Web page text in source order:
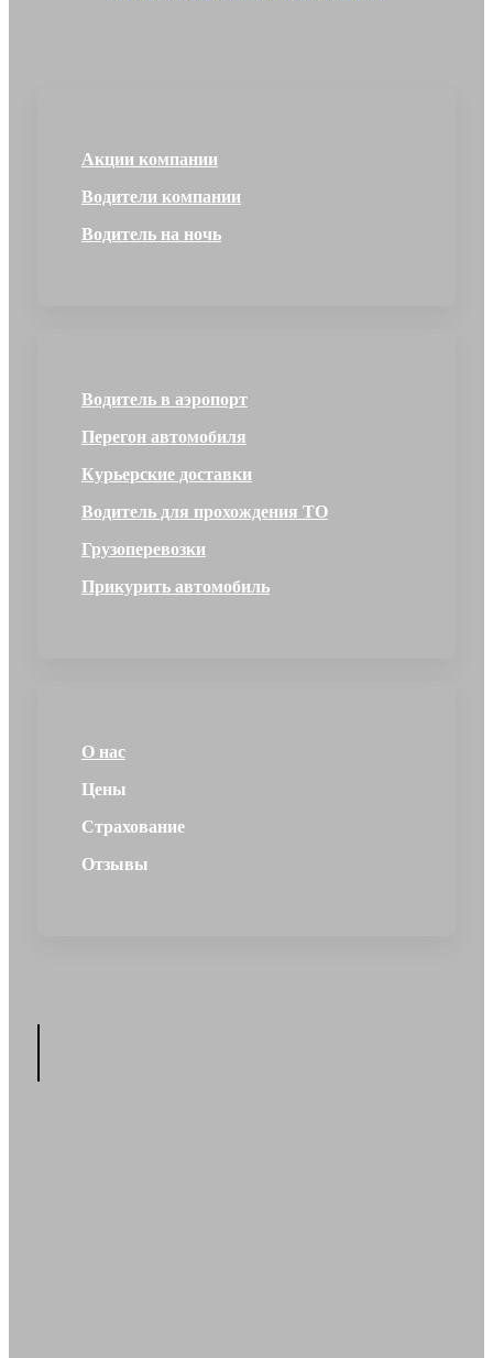
Акции компании
Водители компании
Водитель на ночь
Водитель в аэропорт
Перегон автомобиля
Курьерские доставки
Водитель для прохождения ТО
Грузоперевозки
Прикурить автомобиль
О нас
Цены
Страхование
Отзывы